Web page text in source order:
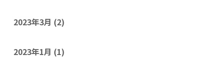
2023年3月 (2)
2023年1月 (1)